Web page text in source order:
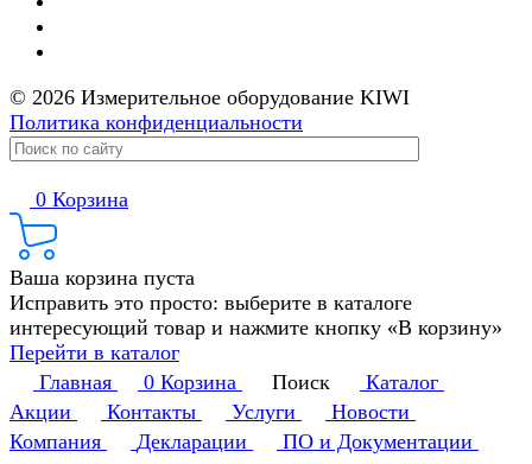
© 2026 Измерительное оборудование KIWI
Политика конфиденциальности
0 Корзина
Ваша корзина пуста
Исправить это просто: выберите в каталоге
интересующий товар и нажмите кнопку «В корзину»
Перейти в каталог
Главная
0 Корзина Поиск
Каталог
Акции
Контакты Услуги
Новости
Компания
Декларации
ПО и Документации